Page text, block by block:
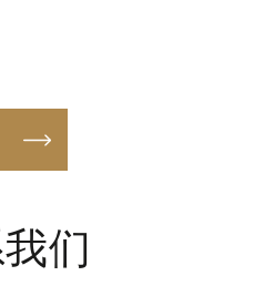
们